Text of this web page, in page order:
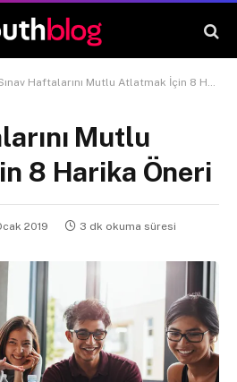
Haftalarını Mutlu Atlatmak İçin 8 Harika Öneri
Mutlu
8 Harika Öneri
2019 3 dk okuma süresi